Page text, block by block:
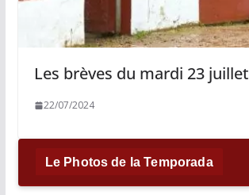
Les brèves du mardi 23 juillet
22/07/2024
Le Photos de la Temporada